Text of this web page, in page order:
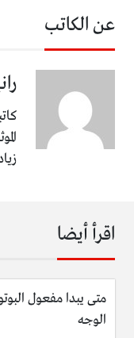
عن الكاتب
اقرأ أيضا
متى يبدا مفعول
الوجه